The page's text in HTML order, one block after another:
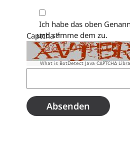
Ich habe das oben
und stimme dem zu.
Captcha*
What is BotDetect Java CAPTCHA